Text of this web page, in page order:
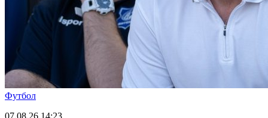
Футбол
07.08.26 14:23